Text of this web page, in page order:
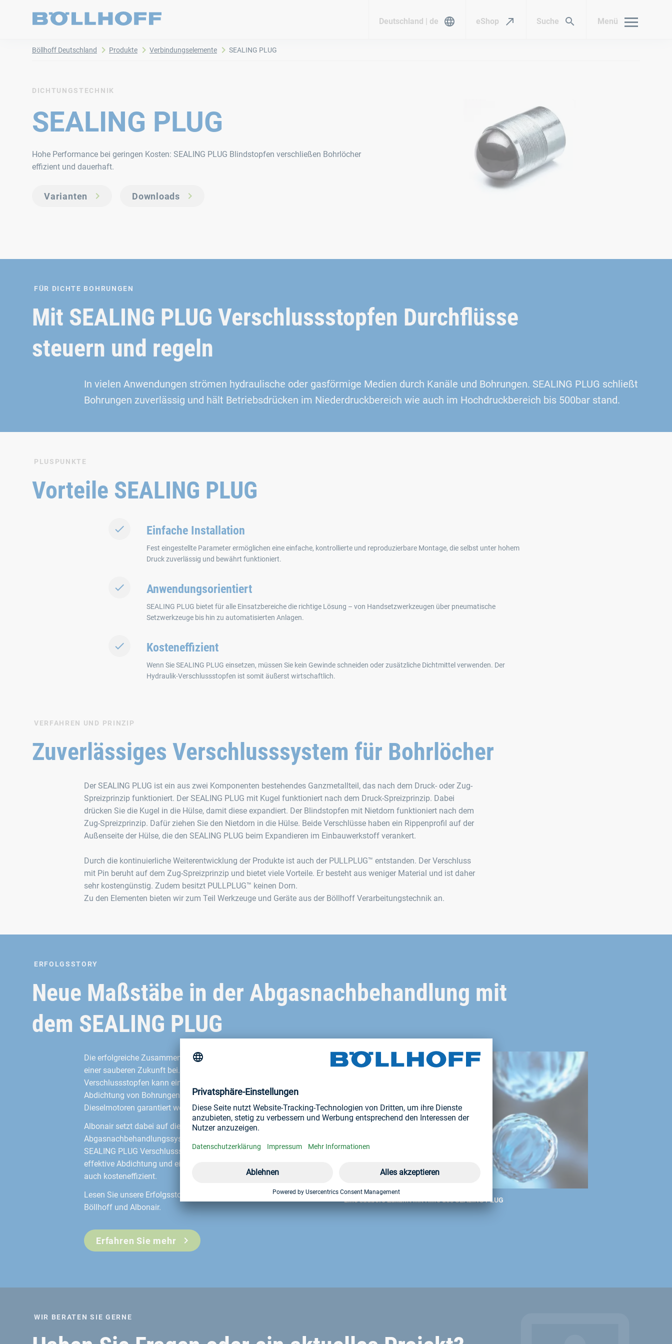
Deutschland | de eShop Suche Menü
Böllhoff Deutschland Produkte Verbindungselemente SEALING PLUG
DICHTUNGSTECHNIK
SEALING PLUG
Hohe Performance bei geringen Kosten: SEALING PLUG Blindstopfen verschließen Bohrlöcher
effizient und dauerhaft.
Varianten Downloads
FÜR DICHTE BOHRUNGEN
Mit SEALING PLUG Verschlussstopfen Durchflüsse
steuern und regeln
In vielen Anwendungen strömen hydraulische oder gasförmige Medien durch Kanäle und Bohrungen. SEALING PLUG schließt
Bohrungen zuverlässig und hält Betriebsdrücken im Niederdruckbereich wie auch im Hochdruckbereich bis 500bar stand.
PLUSPUNKTE
Vorteile SEALING PLUG
Einfache Installation
Fest eingestellte Parameter ermöglichen eine einfache, kontrollierte und reproduzierbare Montage, die selbst unter hohem
Druck zuverlässig und bewährt funktioniert.
Anwendungsorientiert
SEALING PLUG bietet für alle Einsatzbereiche die richtige Lösung – von Handsetzwerkzeugen über pneumatische
Setzwerkzeuge bis hin zu automatisierten Anlagen.
Kosteneffizient
Wenn Sie SEALING PLUG einsetzen, müssen Sie kein Gewinde schneiden oder zusätzliche Dichtmittel verwenden. Der
Hydraulik-Verschlussstopfen ist somit äußerst wirtschaftlich.
VERFAHREN UND PRINZIP
Zuverlässiges Verschlusssystem für Bohrlöcher
Der SEALING PLUG ist ein aus zwei Komponenten bestehendes Ganzmetallteil, das nach dem Druck- oder Zug-
Spreizprinzip funktioniert. Der SEALING PLUG mit Kugel funktioniert nach dem Druck-Spreizprinzip. Dabei
drücken Sie die Kugel in die Hülse, damit diese expandiert. Der Blindstopfen mit Nietdorn funktioniert nach dem
Zug-Spreizprinzip. Dafür ziehen Sie den Nietdorn in die Hülse. Beide Verschlüsse haben ein Rippenprofil auf der
Außenseite der Hülse, die den SEALING PLUG beim Expandieren im Einbauwerkstoff verankert.
Durch die kontinuierliche Weiterentwicklung der Produkte ist auch der PULLPLUG™ entstanden. Der Verschluss
mit Pin beruht auf dem Zug-Spreizprinzip und bietet viele Vorteile. Er besteht aus weniger Material und ist daher
sehr kostengünstig. Zudem besitzt PULLPLUG™ keinen Dorn.
Zu den Elementen bieten wir zum Teil Werkzeuge und Geräte aus der Böllhoff Verarbeitungstechnik an.
ERFOLGSSTORY
Neue Maßstäbe in der Abgasnachbehandlung mit
dem SEALING PLUG
Die erfolgreiche Zusammenarbeit von Böllhoff und Albonair trägt zu
einer sauberen Zukunft bei. Durch die hochwertigen
Verschlussstopfen kann eine zuverlässige und dauerhafte
Abdichtung von Bohrungen in Abgasnachbehandlungssystemen für
Dieselmotoren garantiert werden.
Albonair setzt dabei auf die Expertise von Böllhoff, um seine
Abgasnachbehandlungssysteme auf ein neues Niveau zu heben. Die
SEALING PLUG Verschlussstopfen gewährleisten nicht nur eine
effektive Abdichtung und einen optimalen Presssitz, sondern sind
auch kosteneffizient.
Lesen Sie unsere Erfolgsstory über die innovative Kooperation von
Böllhoff und Albonair.
Erfahren Sie mehr
Eine saubere Zukunft mit Hilfe des SEALING PLUG
WIR BERATEN SIE GERNE